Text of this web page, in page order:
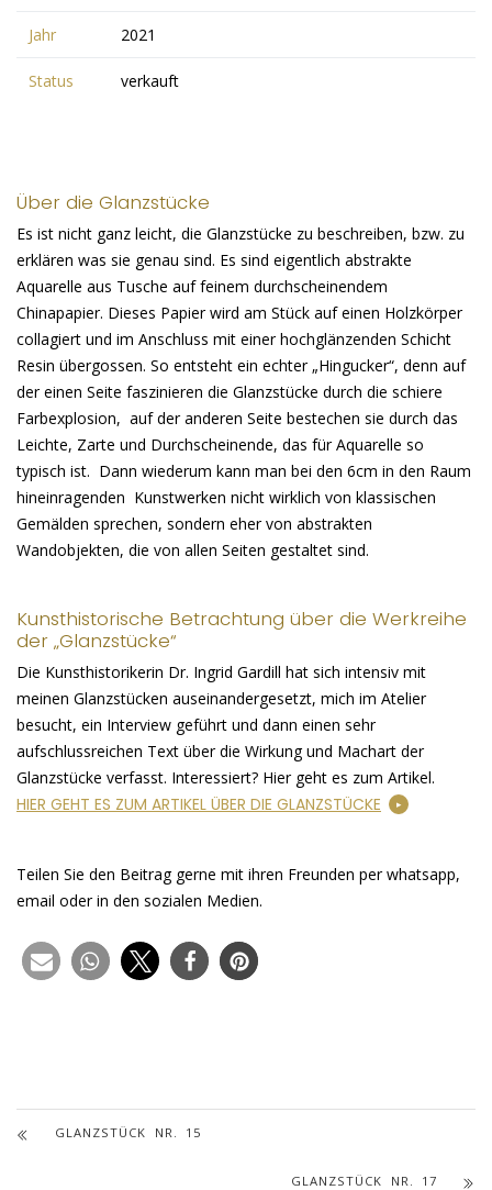
Jahr 2021
Status verkauft
Über die Glanzstücke
Es ist nicht ganz leicht, die Glanzstücke zu beschreiben, bzw. zu
erklären was sie genau sind. Es sind eigentlich abstrakte
Aquarelle aus Tusche auf feinem durchscheinendem
Chinapapier. Dieses Papier wird am Stück auf einen Holzkörper
collagiert und im Anschluss mit einer hochglänzenden Schicht
Resin übergossen. So entsteht ein echter „Hingucker“, denn auf
der einen Seite faszinieren die Glanzstücke durch die schiere
Farbexplosion, auf der anderen Seite bestechen sie durch das
Leichte, Zarte und Durchscheinende, das für Aquarelle so
typisch ist. Dann wiederum kann man bei den 6cm in den Raum
hineinragenden Kunstwerken nicht wirklich von klassischen
Gemälden sprechen, sondern eher von abstrakten
Wandobjekten, die von allen Seiten gestaltet sind.
Kunsthistorische Betrachtung über die Werkreihe
der „Glanzstücke“
Die Kunsthistorikerin Dr. Ingrid Gardill hat sich intensiv mit
meinen Glanzstücken auseinandergesetzt, mich im Atelier
besucht, ein Interview geführt und dann einen sehr
aufschlussreichen Text über die Wirkung und Machart der
Glanzstücke verfasst. Interessiert? Hier geht es zum Artikel.
HIER GEHT ES ZUM ARTIKEL ÜBER DIE GLANZSTÜCKE
Teilen Sie den Beitrag gerne mit ihren Freunden per whatsapp,
email oder in den sozialen Medien.
GLANZSTÜCK NR. 15
GLANZSTÜCK NR. 17